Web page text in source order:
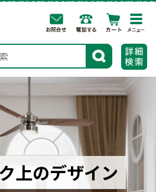
検索
上のデザイン